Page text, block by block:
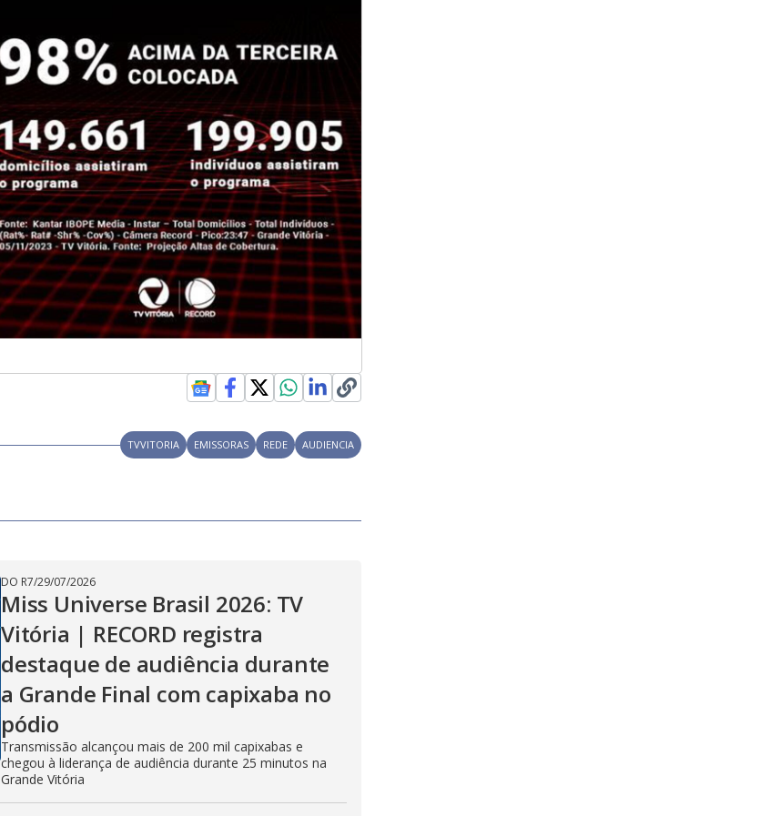
TVVITORIA EMISSORAS REDE AUDIENCIA
DO R7/29/07/2026
Miss Universe Brasil 2026: TV
Vitória | RECORD registra
destaque de audiência durante
a Grande Final com capixaba no
pódio
Transmissão alcançou mais de 200 mil capixabas e
chegou à liderança de audiência durante 25 minutos na
Grande Vitória